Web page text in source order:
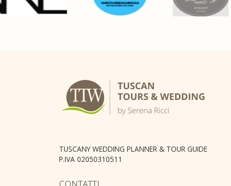
TUSCANY WEDDING PLANNER & TOUR GUIDE
P.IVA 02050310511